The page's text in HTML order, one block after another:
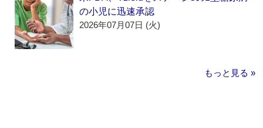
の小児に迅速承認
2026年07月07日 (火)
もっと見る »